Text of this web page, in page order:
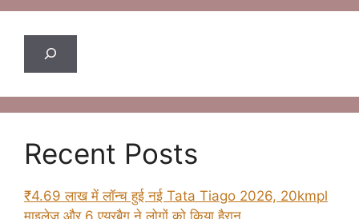
Recent Posts
₹4.69 लाख में लॉन्च हुई नई Tata Tiago 2026, 20kmpl
माइलेज और 6 एयरबैग ने लोगों को किया हैरान